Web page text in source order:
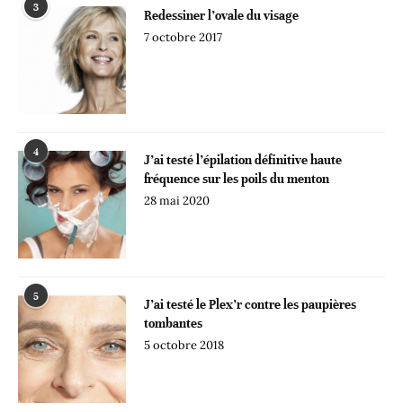
3
Redessiner l’ovale du visage
7 octobre 2017
4
J’ai testé l’épilation définitive haute
fréquence sur les poils du menton
28 mai 2020
5
J’ai testé le Plex’r contre les paupières
tombantes
5 octobre 2018